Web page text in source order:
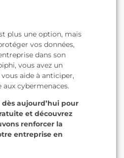
plus une option, mais
vos données,
dans son
vous avez un
aide à anticiper,
cybermenaces.
dès aujourd’hui pour
et découvrez
renforcer la
entreprise en